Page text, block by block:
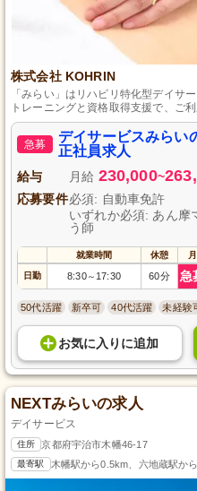
株式会社 KOHRIN
「みらい」はリハビリ特化型デイサ
トレーニングと資格取得支援で、ご
時に応援します。
急募
デイサービスみらい
正社員求人
給与 月給 230,000~
応募要件必須: 自動車免許
いずれか必須: あん摩
う師
就業時間 休憩 月
日勤 8:30～ 17:30 60分 急
50代活躍 新卒可 40代活躍 未経験
お気に入り に追加
NEXTみらいの求人
デイサービス
住所 京都府宇治市木幡46-17
最寄駅 木幡駅から0.5km、六地蔵駅か